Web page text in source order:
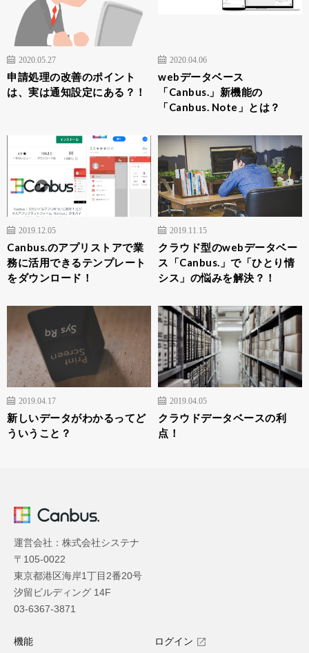
2020.05.27
申請処理の改善のポイント
は、実は通知設定にある？！
2020.04.06
webデータベース
「Canbus.」新機能の
「Canbus. Note」とは？
2019.12.05
Canbus.のアプリストアで業
務に活用できるテンプレート
をダウンロード！
2019.11.15
クラウド型のwebデータベー
ス「Canbus.」で「ひとり情
シス」の悩みを解決？！
2019.04.17
新しいデータがわかるってど
ういうこと？
2019.04.05
クラウドデータベースの利
点！
運営会社：株式会社システナ
〒105-0022
東京都港区海岸1丁目2番20号
汐留ビルディング 14F
03-6367-3871
機能
ログイン